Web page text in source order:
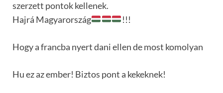
szerzett pontok kellenek.
Hajrá Magyarország
!!!
Hogy a francba nyert dani ellen de most komolyan
Hu ez az ember! Biztos pont a kekeknek!